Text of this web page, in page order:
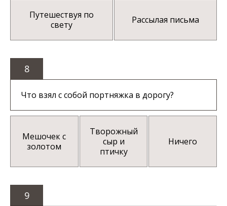
Путешествуя по
свету
Рассылая письма
8
Что взял с собой портняжка в дорогу?
Мешочек с
золотом
Творожный
сыр и
птичку
Ничего
9